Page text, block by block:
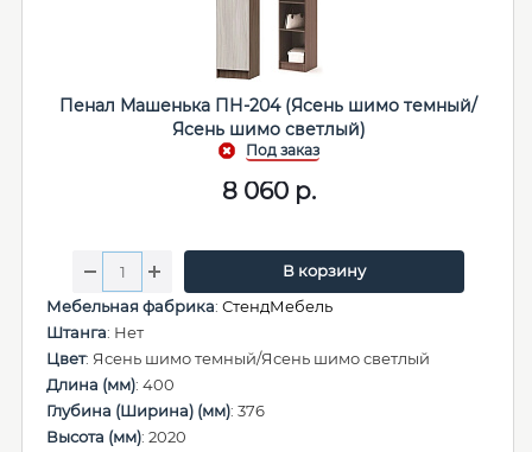
Пенал Машенька ПН-204 (Ясень шимо темный/
Ясень шимо светлый)
8 060р.
В корзину
Мебельная фабрика: СтендМебель
Штанга: Нет
Цвет: Ясень шимо темный/Ясень шимо светлый
Длина (мм): 400
Глубина (Ширина) (мм): 376
Высота (мм): 2020